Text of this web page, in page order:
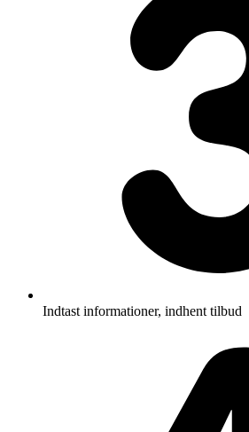
Indtast informationer, indhent tilbud